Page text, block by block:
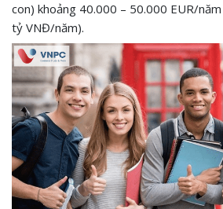
con) khoảng 40.000 – 50.000 EUR/
tỷ VNĐ/năm).